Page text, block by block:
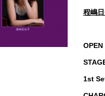
程嶋
OPEN
1st